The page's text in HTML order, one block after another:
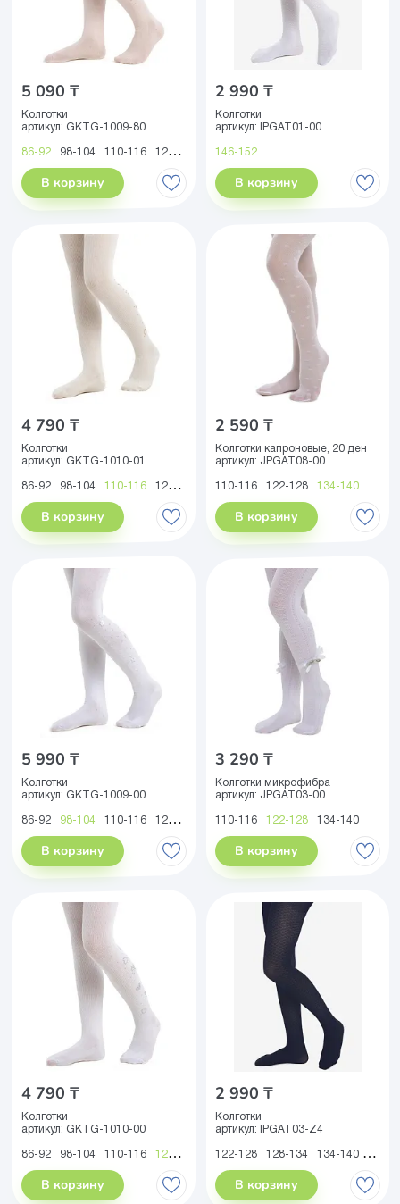
5 090 ₸
Колготки
артикул: GKTG-1009-80
86-92 98-104 110-116 122-128
В корзину
2 990 ₸
Колготки
артикул:
IPGAT01-00
146-152
В корзину
4 790 ₸
Колготки
артикул: GKTG-1010-01
86-92 98-104 110-116 122-128
В корзину
2 590 ₸
Колготки капроновые, 20 ден
артикул: JPGAT08-00
110-116 122-128 134-140
В корзину
5 990 ₸
Колготки
артикул: GKTG-1009-00
86-92 98-104 110-116 122-128
В корзину
3 290 ₸
Колготки микрофибра
артикул: JPGAT03-00
110-116 122-128 134-140
В корзину
4 790 ₸
Колготки
артикул: GKTG-1010-00
86-92 98-104 110-116 122-128
В корзину
2 990 ₸
Колготки
артикул:
IPGAT03-Z4
122-128 128-134 134-140 140-
В корзину